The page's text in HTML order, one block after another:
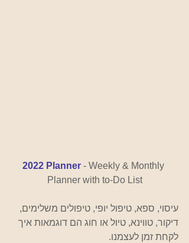
2022 Planner - Weekly & Monthly
Planner with to-Do List
עיסוי, ספא, טיפול יופי, טיפולים משלימים,
דיקור, טווינא, טיול או חוג הם דוגמאות איך
לקחת זמן לעצמנו.